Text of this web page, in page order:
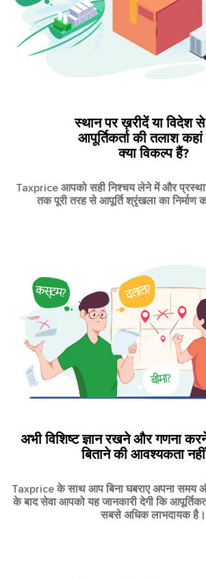
स्थान पर ख़रीदें या विदेश से
आपूर्तिकर्ता की तलाश
क्या विकल्प हैं?
Taxprice आपको सही निश्चय लेने में और
तक पूरी तरह से आपूर्ति श्रृंखला का निर्माण
अभी विशिष्ट ज्ञान रखने और गणना
बिताने की आवश्यकता नहीं
Taxprice के साथ आप बिना घबराए अपना समय
के बाद सेवा आपको यह जानकारी देगी कि
सबसे अधिक लाभदायक है।